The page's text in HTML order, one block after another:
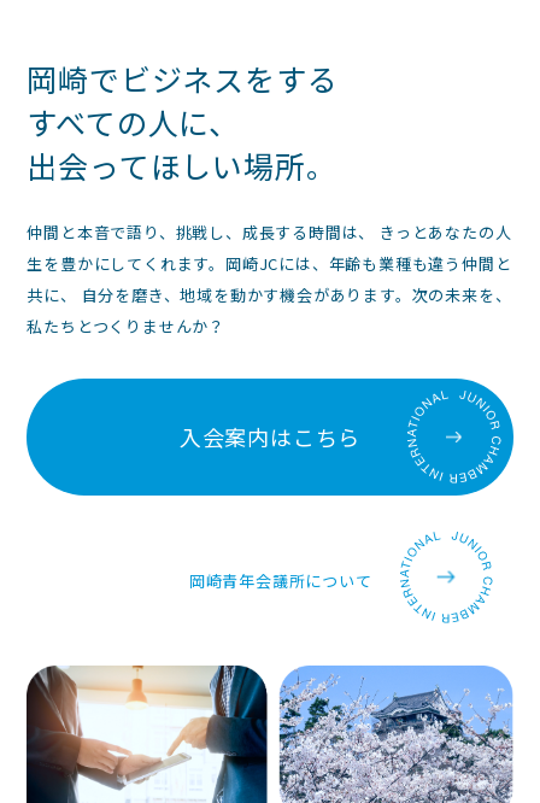
ペ
ー
り
岡崎でビジネスをする
すべての人に、
出会ってほしい場所。
仲間と本音で語り、挑戦し、成長する時間は、 きっとあなたの人
生を豊かにしてくれます。岡崎JCには、年齢も業種も違う仲間と
共に、 自分を磨き、地域を動かす機会があります。次の未来を、
私たちとつくりませんか？
入会案内はこちら
岡崎青年会議所について